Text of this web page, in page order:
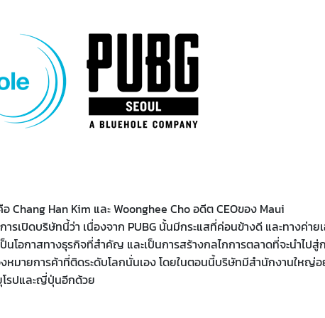
Chang Han Kim และ Woonghee Cho อดีต CEOของ Maui
ารเปิดบริษัทนี้ว่า เนื่องจาก PUBG นั้นมีกระแสที่ค่อนข้างดี และทางค่าย
นโอกาสทางธุรกิจที่สำคัญ และเป็นการสร้างกลไกการตลาดที่จะนำไปสู่
งหมายการค้าที่ติดระดับโลกนั่นเอง โดยในตอนนี้บริษัทมีสำนักงานใหญ่
โรปและญี่ปุ่นอีกด้วย